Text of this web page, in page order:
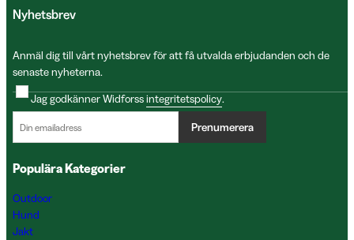
Nyhetsbrev
Anmäl dig till vårt nyhetsbrev för att få utvalda erbjudanden och de
senaste nyheterna.
Jag godkänner Widforssintegritetspolicy.
Prenumerera
Populära Kategorier
Outdoor
Hund
Jakt